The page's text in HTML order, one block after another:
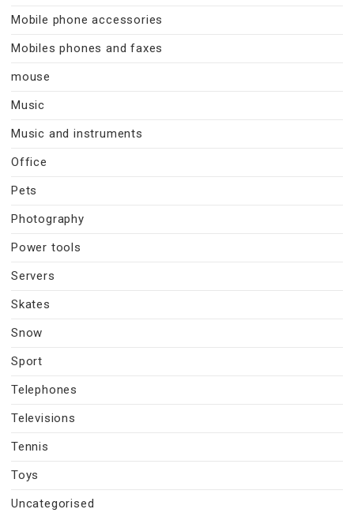
Mobile phone accessories
Mobiles phones and faxes
mouse
Music
Music and instruments
Office
Pets
Photography
Power tools
Servers
Skates
Snow
Sport
Telephones
Televisions
Tennis
Toys
Uncategorised